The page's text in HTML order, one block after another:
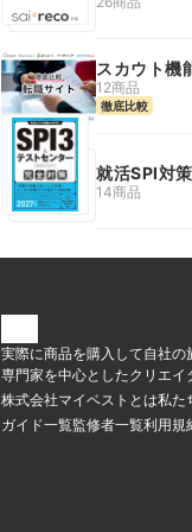
スカウト機
12商品
徹底比較
就活SPI対
14商品
実際に商品を購入して自社の
専門家を中心としたクリエ
株式会社マイベストとは私た
ガイド一覧監修者一覧利用規